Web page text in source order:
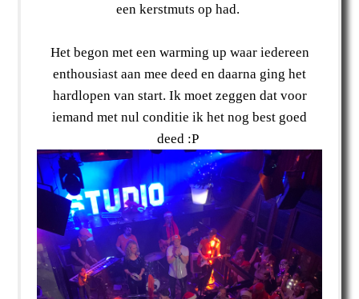
een kerstmuts op had.
Het begon met een warming up waar iedereen
enthousiast aan mee deed en daarna ging het
hardlopen van start. Ik moet zeggen dat voor
iemand met nul conditie ik het nog best goed
deed :P